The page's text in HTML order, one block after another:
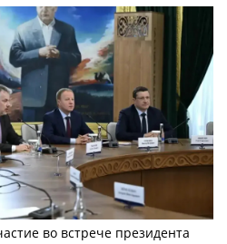
во встрече президента